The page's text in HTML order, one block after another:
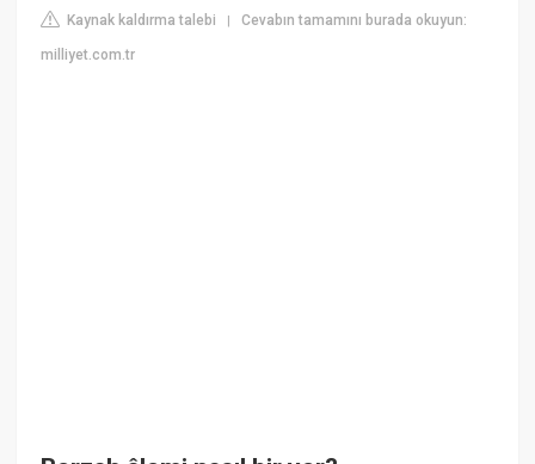
Kaynak kaldırma talebi |Cevabın tamamını burada okuyun:
milliyet.com.tr